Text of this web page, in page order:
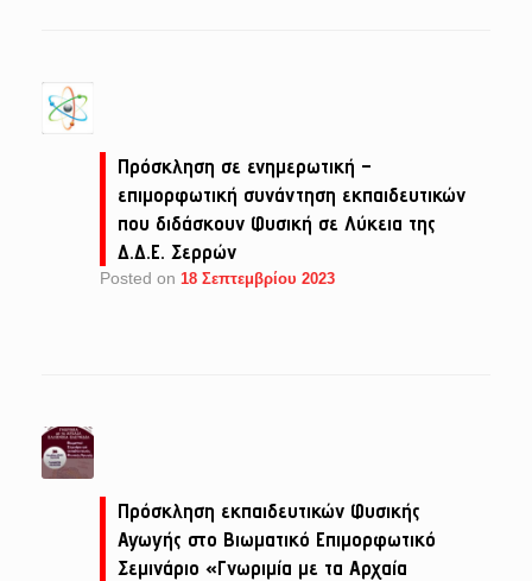
Πρόσκληση σε ενημερωτική –
επιμορφωτική συνάντηση εκπαιδευτικών
που διδάσκουν Φυσική σε Λύκεια της
Δ.Δ.Ε. Σερρών
Posted on 18 Σεπτεμβρίου 2023
Πρόσκληση εκπαιδευτικών Φυσικής
Αγωγής στο Βιωματικό Επιμορφωτικό
Σεμινάριο «Γνωριμία με τα Αρχαία